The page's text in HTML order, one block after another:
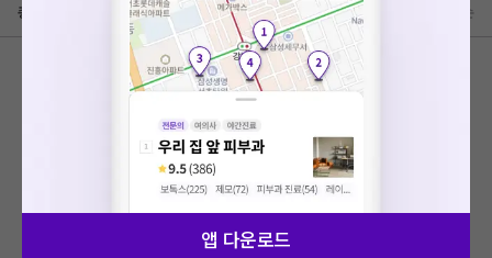
총 최신순
앱 다운로드